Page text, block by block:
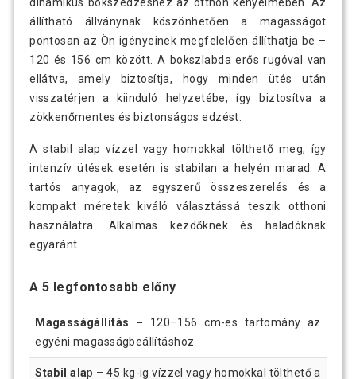
állítható állványnak köszönhetően a magasságot
pontosan az Ön igényeinek megfelelően állíthatja be –
120 és 156 cm között. A bokszlabda erős rugóval van
ellátva, amely biztosítja, hogy minden ütés után
visszatérjen a kiinduló helyzetébe, így biztosítva a
zökkenőmentes és biztonságos edzést.
A stabil alap vízzel vagy homokkal tölthető meg, így
intenzív ütések esetén is stabilan a helyén marad. A
tartós anyagok, az egyszerű összeszerelés és a
kompakt méretek kiváló választássá teszik otthoni
használatra. Alkalmas kezdőknek és haladóknak
egyaránt.
A 5 legfontosabb előny
Magasságállítás – 120–156 cm-es tartomány az
egyéni magasságbeállításhoz.
Stabil alap – 45 kg-ig vízzel vagy homokkal tölthető a